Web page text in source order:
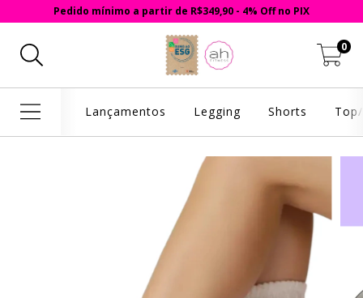
Pedido mínimo a partir de R$349,90 - 4% Off no PIX
0
Lançamentos Legging Shorts